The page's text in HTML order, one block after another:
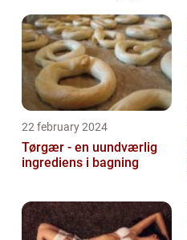
22 february 2024
Tørgær - en uundværlig
ingrediens i bagning